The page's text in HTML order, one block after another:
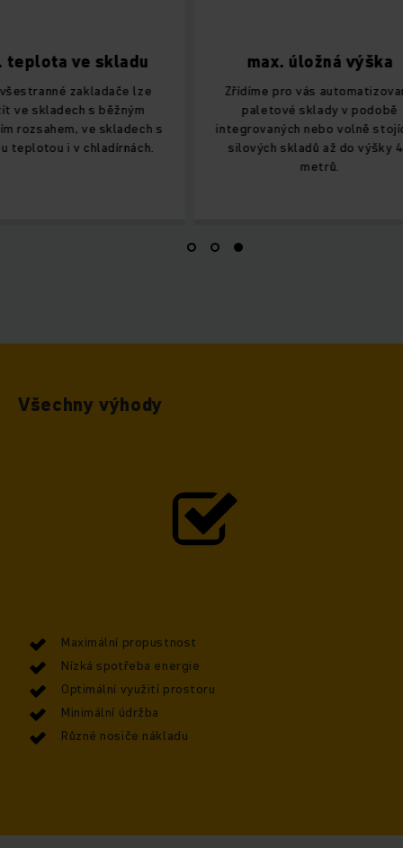
ve skladu
zakladače lze
s běžným
ve skladech s
i v chladírnách.
max. úložná výška
Zřídíme pro vás automatizované
paletové sklady v podobě
integrovaných nebo volně stojících
silových skladů až do výšky 45
Všechny výhody
Maximální propustnost
Nízká spotřeba energie
Optimální využití prostoru
Minimální údržba
Různé nosiče nákladu